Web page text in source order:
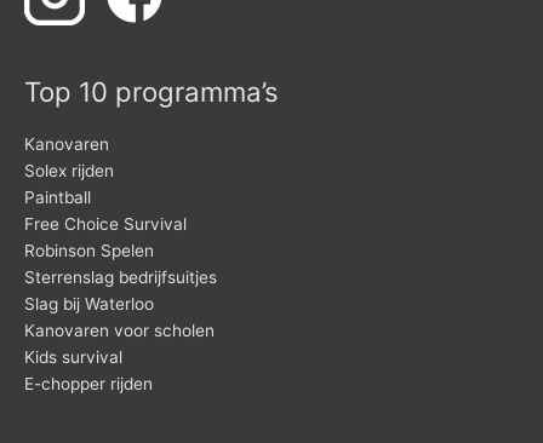
Top 10 programma’s
Kanovaren
Solex rijden
Paintball
Free Choice Survival
Robinson Spelen
Sterrenslag bedrijfsuitjes
Slag bij Waterloo
Kanovaren voor scholen
Kids survival
E-chopper rijden